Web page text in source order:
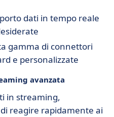
dati in tempo reale
gamma di connettori
e personalizzate
avanzata
in streaming,
reagire rapidamente ai